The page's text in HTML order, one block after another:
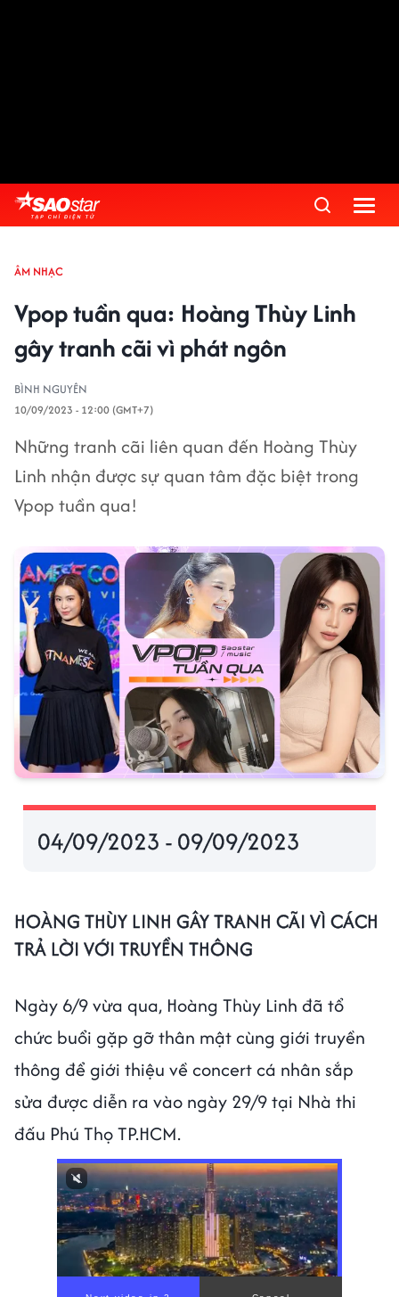
ÂM NHẠC
Vpop tuần qua: Hoàng Thùy Linh
gây tranh cãi vì phát ngôn
BÌNH NGUYÊN
10/09/2023 - 12:00 (GMT+7)
Những tranh cãi liên quan đến Hoàng Thùy
Linh nhận được sự quan tâm đặc biệt trong
Vpop tuần qua!
04/09/2023 - 09/09/2023
HOÀNG THÙY LINH GÂY TRANH CÃI VÌ CÁCH
TRẢ LỜI VỚI TRUYỀN THÔNG
Ngày 6/9 vừa qua, Hoàng Thùy Linh đã tổ
chức buổi gặp gỡ thân mật cùng giới truyền
thông để giới thiệu về concert cá nhân sắp
sửa được diễn ra vào ngày 29/9 tại Nhà thi
đấu Phú Thọ TP.HCM.